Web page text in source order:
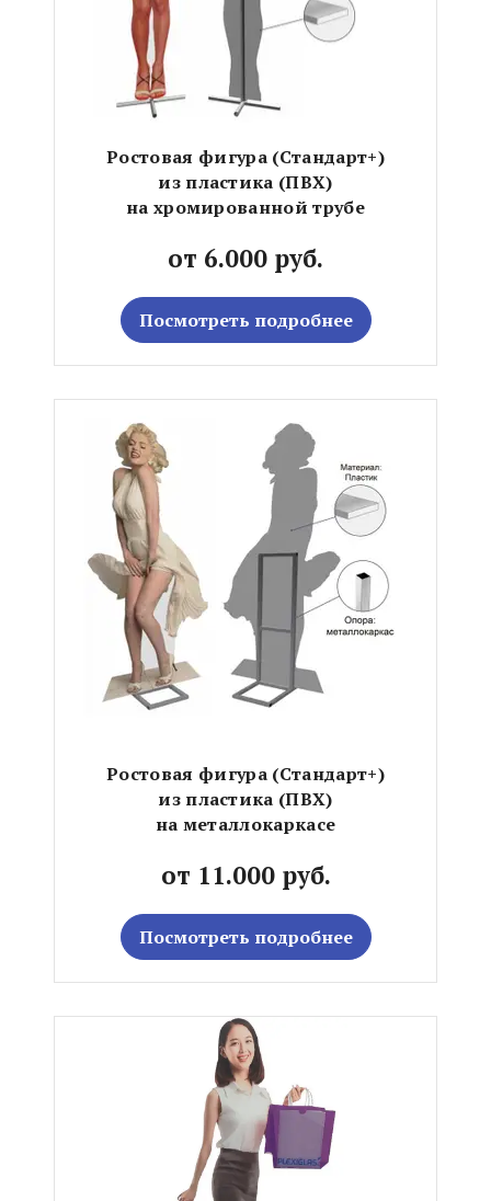
Ростовая фигура (Стандарт+)
из пластика (ПВХ)
на хромированной трубе
от 6.000 руб.
Посмотреть подробнее
Ростовая фигура (Стандарт+)
из пластика (ПВХ)
на металлокаркасе
от 11.000 руб.
Посмотреть подробнее